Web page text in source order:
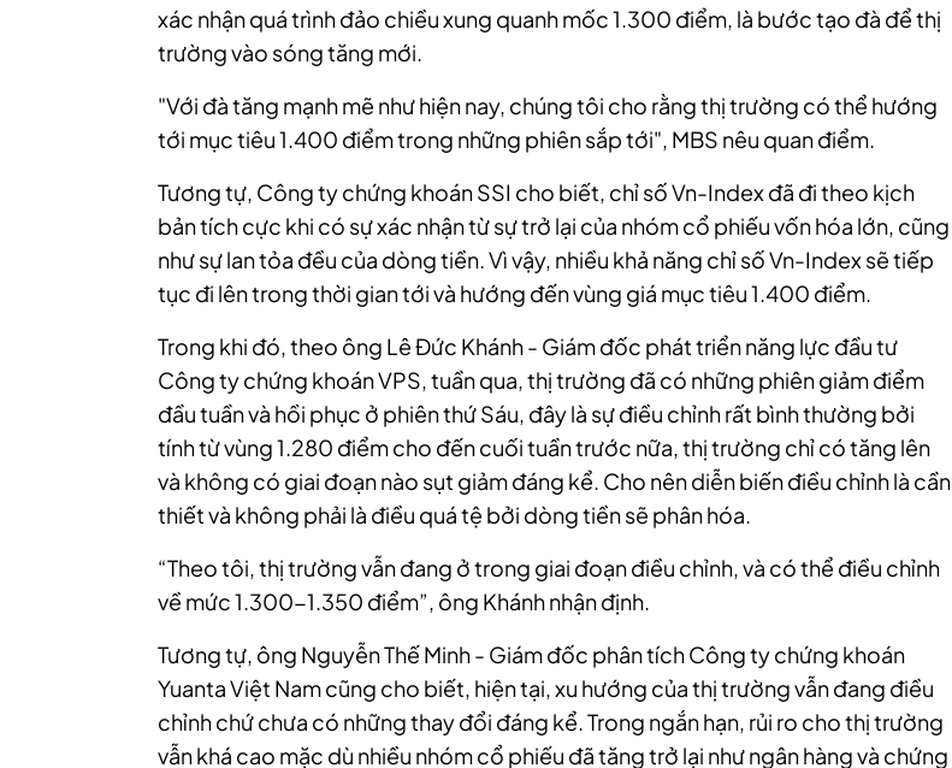
xác nhận quá trình đảo chiều xung quanh mốc 1.300 điểm, là bước tạo đà để thị
trường vào sóng tăng mới.
"Với đà tăng mạnh mẽ như hiện nay, chúng tôi cho rằng thị trường có thể hướng
tới mục tiêu 1.400 điểm trong những phiên sắp tới", MBS nêu quan điểm.
Tương tự, Công ty chứng khoán SSI cho biết, chỉ số Vn-Index đã đi theo kịch
bản tích cực khi có sự xác nhận từ sự trở lại của nhóm cổ phiếu vốn hóa lớn, cũng
như sự lan tỏa đều của dòng tiền. Vì vậy, nhiều khả năng chỉ số Vn-Index sẽ tiếp
tục đi lên trong thời gian tới và hướng đến vùng giá mục tiêu 1.400 điểm.
Trong khi đó, theo ông Lê Đức Khánh - Giám đốc phát triển năng lực đầu tư
Công ty chứng khoán VPS, tuần qua, thị trường đã có những phiên giảm điểm
đầu tuần và hồi phục ở phiên thứ Sáu, đây là sự điều chỉnh rất bình thường bởi
tính từ vùng 1.280 điểm cho đến cuối tuần trước nữa, thị trường chỉ có tăng lên
và không có giai đoạn nào sụt giảm đáng kể. Cho nên diễn biến điều chỉnh là cần
thiết và không phải là điều quá tệ bởi dòng tiền sẽ phân hóa.
“Theo tôi, thị trường vẫn đang ở trong giai đoạn điều chỉnh, và có thể điều chỉnh
về mức 1.300-1.350 điểm”, ông Khánh nhận định.
Tương tự, ông Nguyễn Thế Minh - Giám đốc phân tích Công ty chứng khoán
Yuanta Việt Nam cũng cho biết, hiện tại, xu hướng của thị trường vẫn đang điều
chỉnh chứ chưa có những thay đổi đáng kể. Trong ngắn hạn, rủi ro cho thị trường
vẫn khá cao mặc dù nhiều nhóm cổ phiếu đã tăng trở lại như ngân hàng và chứng